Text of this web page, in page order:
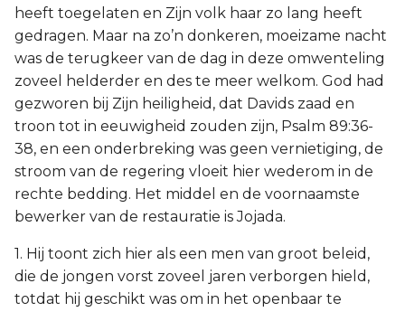
heeft toegelaten en Zijn volk haar zo lang heeft
gedragen. Maar na zo’n donkeren, moeizame nacht
was de terugkeer van de dag in deze omwenteling
zoveel helderder en des te meer welkom. God had
gezworen bij Zijn heiligheid, dat Davids zaad en
troon tot in eeuwigheid zouden zijn, Psalm 89:36-
38, en een onderbreking was geen vernietiging, de
stroom van de regering vloeit hier wederom in de
rechte bedding. Het middel en de voornaamste
bewerker van de restauratie is Jojada.
1. Hij toont zich hier als een men van groot beleid,
die de jongen vorst zoveel jaren verborgen hield,
totdat hij geschikt was om in het openbaar te